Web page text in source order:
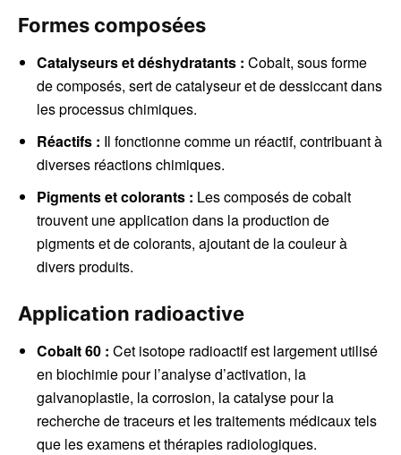
Formes composées
Catalyseurs et déshydratants : Cobalt, sous forme
de composés, sert de catalyseur et de dessiccant dans
les processus chimiques.
Réactifs : Il fonctionne comme un réactif, contribuant à
diverses réactions chimiques.
Pigments et colorants : Les composés de cobalt
trouvent une application dans la production de
pigments et de colorants, ajoutant de la couleur à
divers produits.
Application radioactive
Cobalt 60 : Cet isotope radioactif est largement utilisé
en biochimie pour l’analyse d’activation, la
galvanoplastie, la corrosion, la catalyse pour la
recherche de traceurs et les traitements médicaux tels
que les examens et thérapies radiologiques.